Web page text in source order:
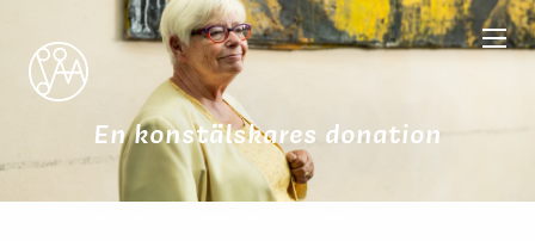
En konstälskares donation